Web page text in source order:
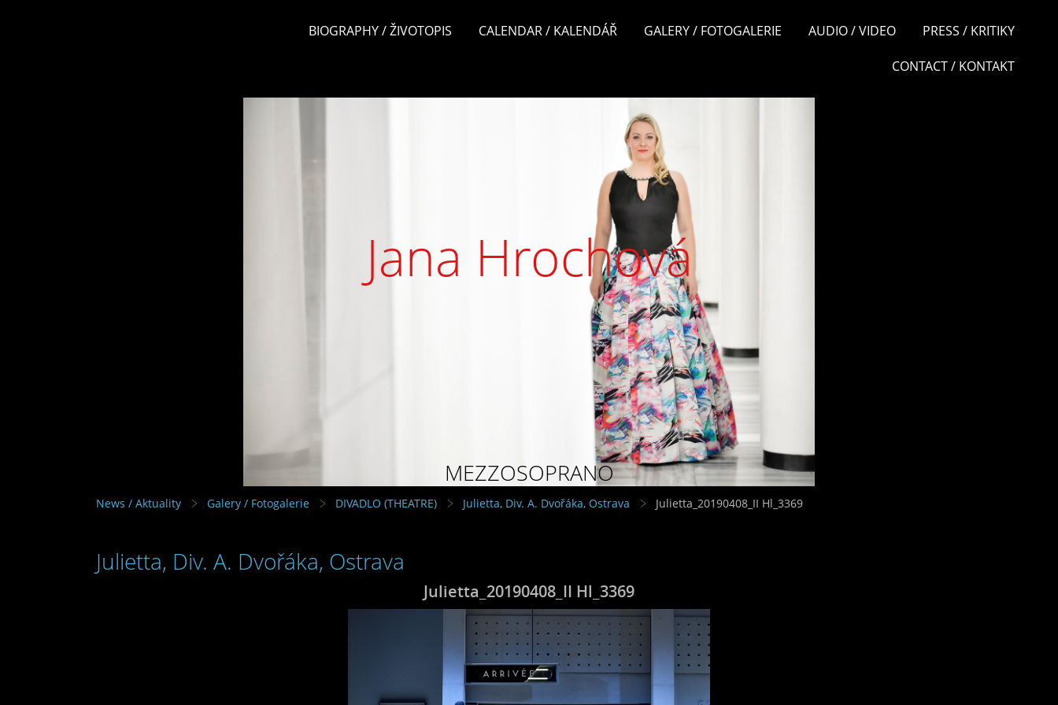
BIOGRAPHY / ŽIVOTOPIS CALENDAR / KALENDÁŘ GALERY / FOTOGALERIE AUDIO / VIDEO PRESS / KRITIKY
CONTACT / KONTAKT
Jana Hrochová
MEZZOSOPRANO
News / Aktuality Galery / Fotogalerie DIVADLO (THEATRE) Julietta, Div. A. Dvořáka, Ostrava Julietta_20190408_II Hl_3369
Julietta, Div. A. Dvořáka, Ostrava
Julietta_20190408_II Hl_3369